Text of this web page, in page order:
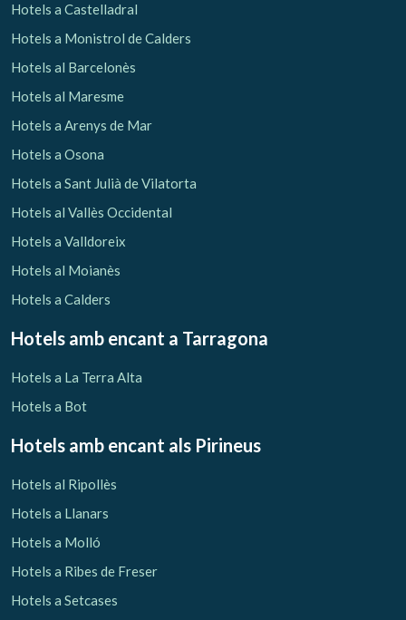
Hotels a Castelladral
Hotels a Monistrol de Calders
Hotels al Barcelonès
Hotels al Maresme
Hotels a Arenys de Mar
Hotels a Osona
Hotels a Sant Julià de Vilatorta
Hotels al Vallès Occidental
Hotels a Valldoreix
Hotels al Moianès
Hotels a Calders
Hotels amb encant a Tarragona
Hotels a La Terra Alta
Hotels a Bot
Hotels amb encant als Pirineus
Hotels al Ripollès
Hotels a Llanars
Hotels a Molló
Hotels a Ribes de Freser
Hotels a Setcases